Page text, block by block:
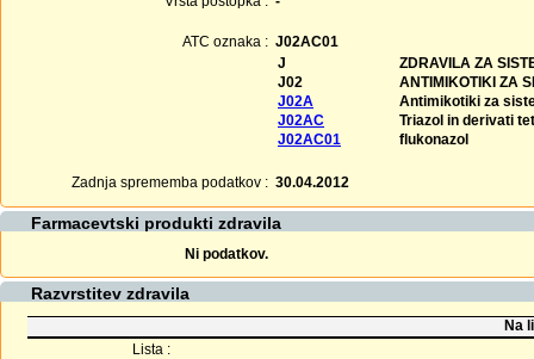
ATC oznaka : J02AC01
J
ZDRAVILA ZA
J02
ANTIMIKOTIKI ZA
J02A
Antimikotiki za
J02AC
Triazol in derivati
J02AC01
flukonazol
Zadnja sprememba podatkov : 30.04.2012
Farmacevtski produkti zdravila
Ni podatkov.
Razvrstitev zdravila
Na
Lista :